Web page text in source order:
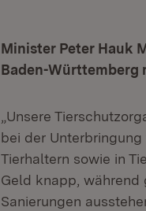
Minister Peter Hauk
Baden-Württemberg
„Unsere
bei der
Tierhaltern sowie in
Geld knapp, während
Sanierungen